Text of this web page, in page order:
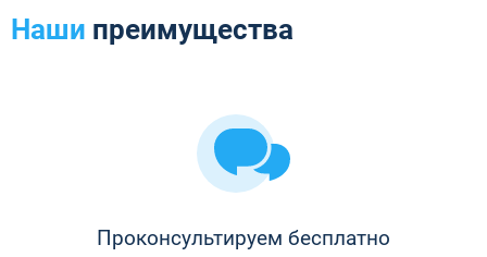
Наши преимущества
Проконсультируем бесплатно